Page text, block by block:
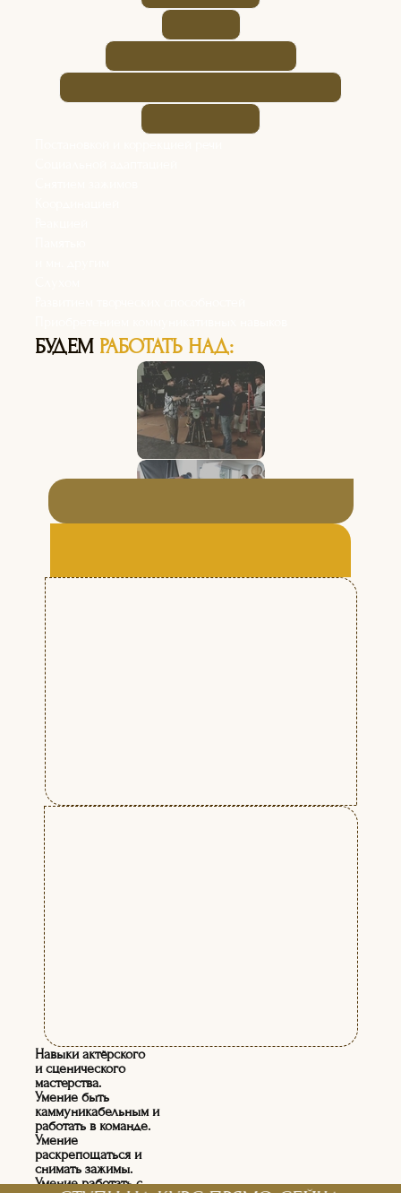
БУДЕМ РАБОТАТЬ НАД:
Навыки актёрского
и сценического
мастерства.
Умение быть
каммуникабельным и
работать в команде.
Умение
раскрепощаться и
снимать зажимы.
Умение работать с